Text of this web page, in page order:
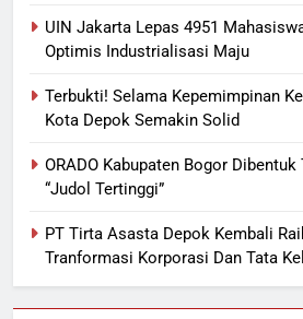
UIN Jakarta Lepas 4951
Optimis Industrialisasi Maju
Terbukti! Selama Kepemimpinan
Kota Depok Semakin Solid
ORADO Kabupaten Bogor
“Judol Tertinggi”
PT Tirta Asasta Depok Kembali
Tranformasi Korporasi Dan Tata